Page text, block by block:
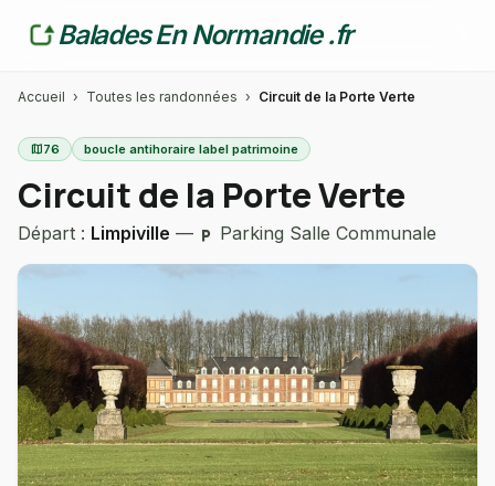
Balades En Normandie .fr
Accueil › Toutes les randonnées › Circuit de la Porte Verte
map76 boucle antihoraire label patrimoine
Circuit de la Porte Verte
Départ : Limpiville — local_parking Parking Salle Communale